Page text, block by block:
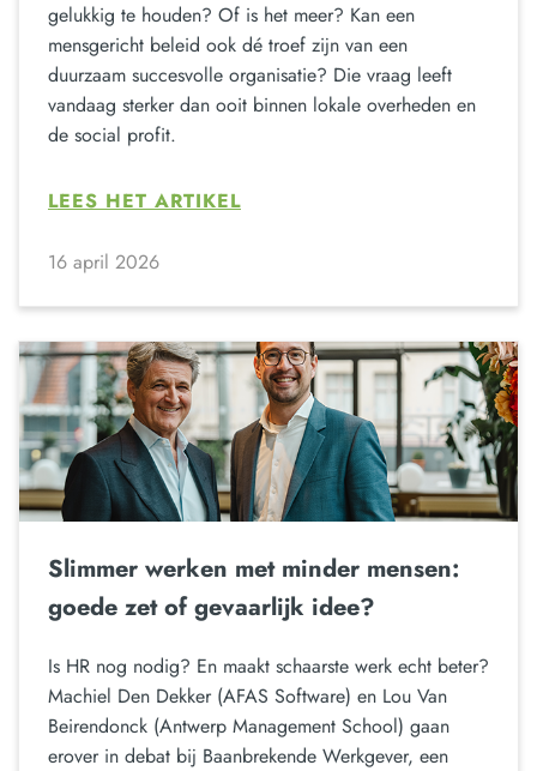
gelukkig te houden? Of is het meer? Kan een
mensgericht beleid ook dé troef zijn van een
duurzaam succesvolle organisatie? Die vraag leeft
vandaag sterker dan ooit binnen lokale overheden en
de social profit.
LEES HET ARTIKEL
16 april 2026
Slimmer werken met minder mensen:
goede zet of gevaarlijk idee?
Is HR nog nodig? En maakt schaarste werk echt beter?
Machiel Den Dekker (AFAS Software) en Lou Van
Beirendonck (Antwerp Management School) gaan
erover in debat bij Baanbrekende Werkgever, een